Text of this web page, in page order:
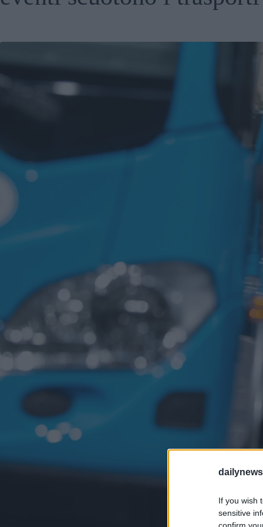
If you wish
sensitive